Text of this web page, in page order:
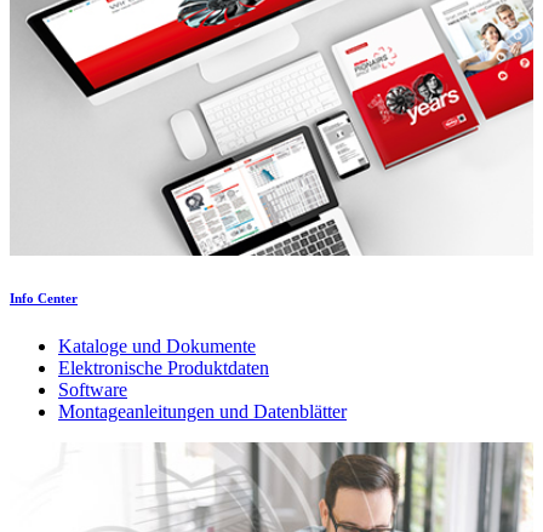
Info Center
Kataloge und Dokumente
Elektronische Produktdaten
Software
Montageanleitungen und Datenblätter